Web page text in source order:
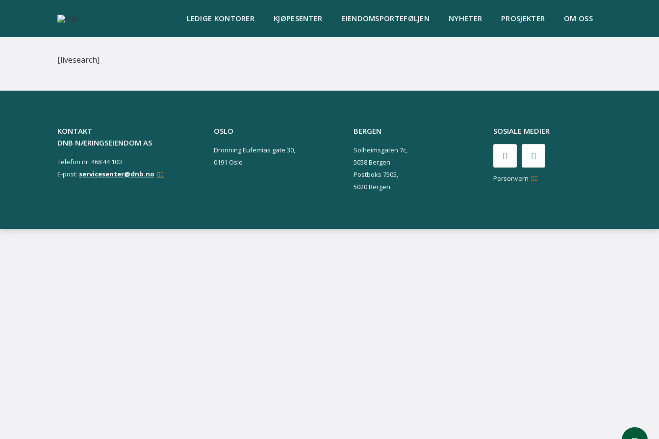
LEDIGE KONTORER KJØPESENTER EIENDOMSPORTEFØLJEN NYHETER PROSJEKTER OM OSS
[livesearch]
KONTAKT
DNB NÆRINGSEIENDOM AS
Telefon nr: 468 44 100
E-post: servicesenter@dnb.no
OSLO
Dronning Eufemias gate 30,
0191 Oslo
BERGEN
Solheimsgaten 7c,
5058 Bergen
Postboks 7505,
5020 Bergen
SOSIALE MEDIER
Personvern